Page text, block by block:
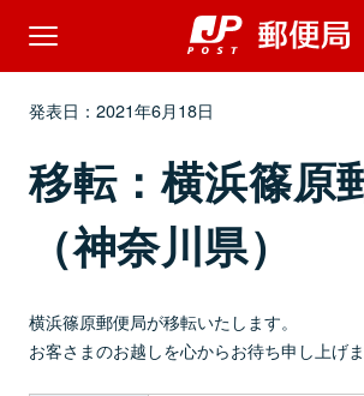
発表日：2021年6月18日
移転：横浜篠原
（神奈川県）
横浜篠原郵便局が移転いたします。
お客さまのお越しを心からお待ち申し上げま